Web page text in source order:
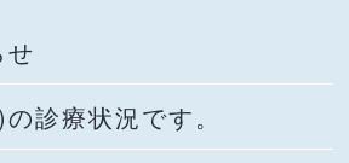
診療状況です。